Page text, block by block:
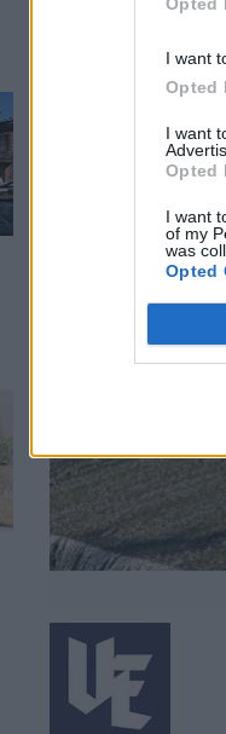
I want
Opted
I want
Opted
I want
of my
was
Opted
Po to gulbiukai